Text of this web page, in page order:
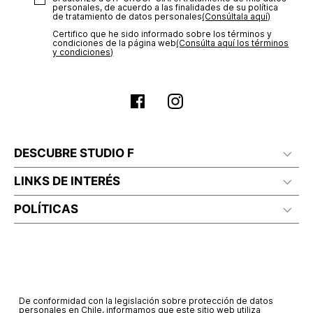
personales, de acuerdo a las finalidades de su política
de tratamiento de datos personales‎(Consúltala aquí)
Certifico que he sido informado sobre los términos y
condiciones de la página web‎(Consúlta aquí los términos
y condiciones)
DESCUBRE STUDIO F
LINKS DE INTERÉS
POLÍTICAS
De conformidad con la legislación sobre protección de datos
personales en Chile, informamos que este sitio web utiliza